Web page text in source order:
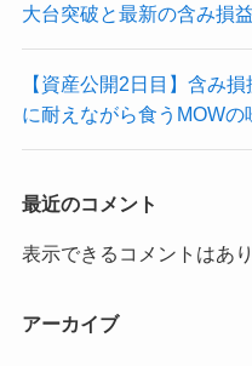
大台突破と最新の含み損
【資産公開2日目】含み
に耐えながら食うMOWの
最近のコメント
表示できるコメントはあり
アーカイブ